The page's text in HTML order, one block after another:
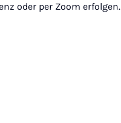
oder per Zoom erfolgen.